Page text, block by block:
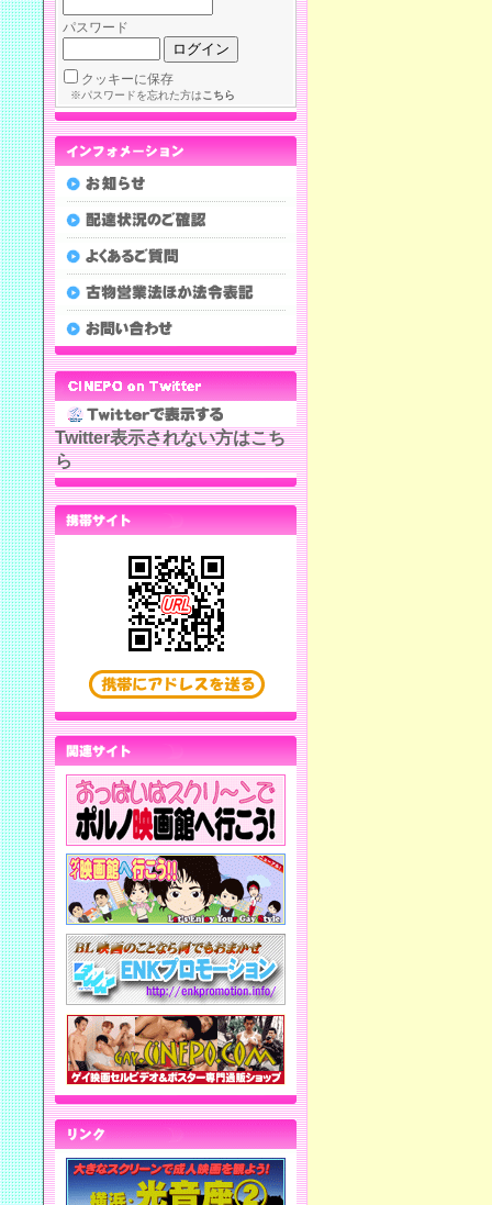
パスワード
クッキーに保存
※パスワードを忘れた方はこちら
Twitter表示されない方はこち
ら